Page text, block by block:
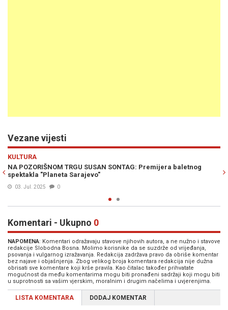
Vezane vijesti
"ŽETVA" APLAUZA: Beogradska publika ovacijama
baletni ansambl Narodnog pozorišta Sarajevo...
22. Feb. 2022
Komentari - Ukupno 0
NAPOMENA: Komentari odražavaju stavove njihovih autora, a ne nužno i stavove
redakcije Slobodna Bosna. Molimo korisnike da se suzdrže od vrijeđanja,
psovanja i vulgarnog izražavanja. Redakcija zadržava pravo da obriše komentar
bez najave i objašnjenja. Zbog velikog broja komentara redakcija nije dužna
obrisati sve komentare koji krše pravila. Kao čitalac također prihvatate
mogućnost da među komentarima mogu biti pronađeni sadržaji koji mogu biti
u suprotnosti sa vašim vjerskim, moralnim i drugim načelima i uvjerenjima.
LISTA KOMENTARA DODAJ KOMENTAR